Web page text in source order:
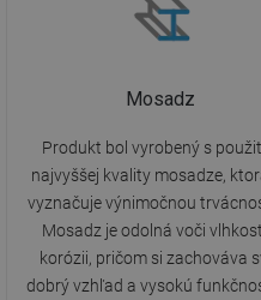
Mosadz
Produkt bol vyrobený s
najvyššej kvality mosadze,
vyznačuje výnimočnou
Mosadz je odolná voči
korózii, pričom si zachováva
dobrý vzhľad a vysokú